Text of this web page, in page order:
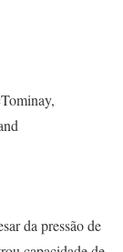
da pressão de